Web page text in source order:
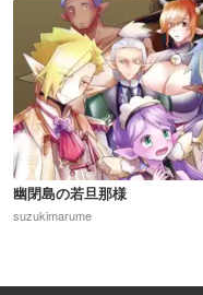
幽閉島の若旦那様
suzukimarume